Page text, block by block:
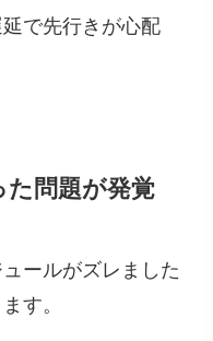
で先行きが心配
問題が発覚
ールがズレました
す。